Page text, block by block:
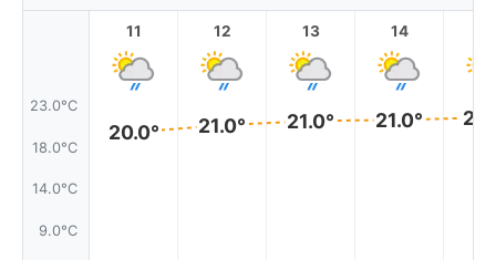
23.0°C
18.0°C
14.0°C
9.0°C
11
20.0°
12
21.0°
13
21.0°
14
21.0°